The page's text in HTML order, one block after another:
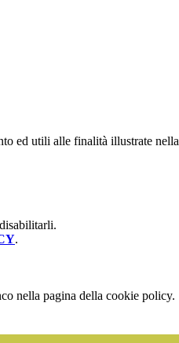
ed utili alle finalità illustrate nella
.
nella pagina della cookie policy.